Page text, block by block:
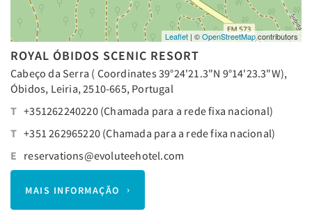
Leaflet | ©OpenStreetMapcontributors
ROYAL ÓBIDOS SCENIC RESORT
Cabeço da Serra ( Coordinates 39°24'21.3"N 9°14'23.3"W),
Óbidos, Leiria, 2510-665, Portugal
T +351262240220 (Chamada para a rede fixa nacional)
T +351 262965220 (Chamada para a rede fixa nacional)
E reservations@evoluteehotel.com
MAIS INFORMAÇÃO